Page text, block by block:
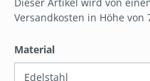
Versandkosten in Höhe von
Materialauswählen